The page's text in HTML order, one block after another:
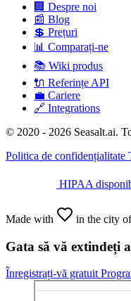
🏢 Despre noi
📰 Blog
💲 Prețuri
📊 Comparați-ne
📚 Wiki produs
🔌 Referințe API
💼 Cariere
🔗 Integrations
© 2020 - 2026 Seasalt.ai.
Politica de confidențialitate
HIPAA
Made with in the city
Gata să vă extindeți
Înregistrați-vă gratuit